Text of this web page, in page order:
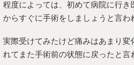
程度によっては、初めて病院に行き
からすぐに手術をしましょうと言わ
実際受けてみたけど痛みはあまり変
れてまた手術前の状態に戻ったと言